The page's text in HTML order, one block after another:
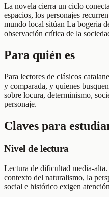
La novela cierra un ciclo
espacios, los personajes
mundo local sitúan La bogeria
observación crítica de la
Para quién es
Para lectores de clásicos
y comparada, y quienes
sobre locura, determinismo,
personaje.
Claves para
Nivel de lectura
Lectura de dificultad media-
contexto del naturalismo, la
social e histórico exigen